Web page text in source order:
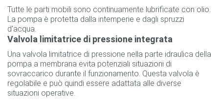
Tutte le parti mobili sono continuamente lubrificate con olio.
La pompa è protetta dalla intemperie e dagli spruzzi
d'acqua.
Valvola limitatrice di pressione integrata
Una valvola limitatrice di pressione nella parte idraulica della
pompa a membrana evita potenziali situazioni di
sovraccarico durante il funzionamento. Questa valvola è
regolabile e può quindi essere adattata alle diverse
situazioni operative.